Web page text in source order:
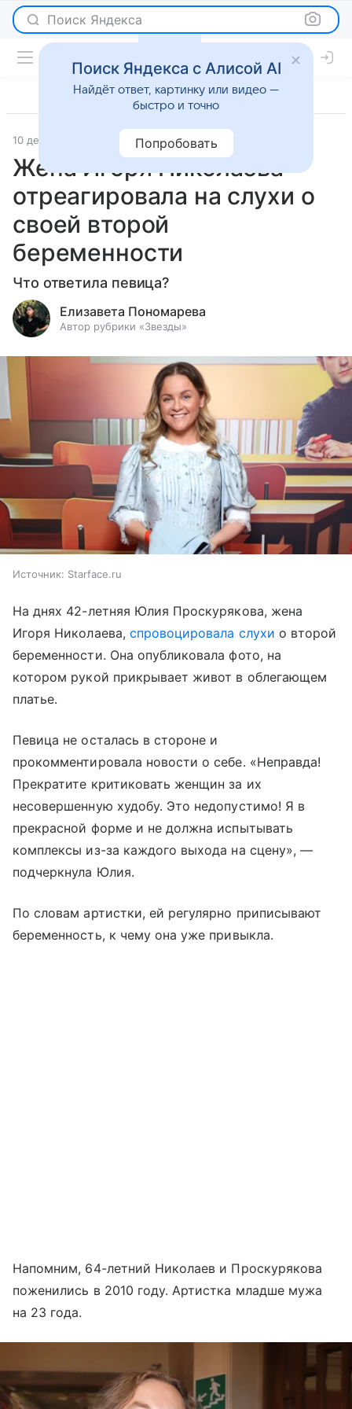
Поиск Яндекса
10 декабря 2024 Светская жизнь
Жена Игоря Николаева
отреагировала на слухи о
своей второй
беременности
Что ответила певица?
Елизавета Пономарева
Автор рубрики «Звезды»
Источник: Starface.ru
На днях 42-летняя Юлия Проскурякова, жена
Игоря Николаева, спровоцировала слухи о второй
беременности. Она опубликовала фото, на
котором рукой прикрывает живот в облегающем
платье.
Певица не осталась в стороне и
прокомментировала новости о себе. «Неправда!
Прекратите критиковать женщин за их
несовершенную худобу. Это недопустимо! Я в
прекрасной форме и не должна испытывать
комплексы из-за каждого выхода на сцену», —
подчеркнула Юлия.
По словам артистки, ей регулярно приписывают
беременность, к чему она уже привыкла.
Напомним, 64-летний Николаев и Проскурякова
поженились в 2010 году. Артистка младше мужа
на 23 года.
Поиск Яндекса с Алисой AI
Найдёт ответ, картинку или видео —
быстро и точно
Попробовать